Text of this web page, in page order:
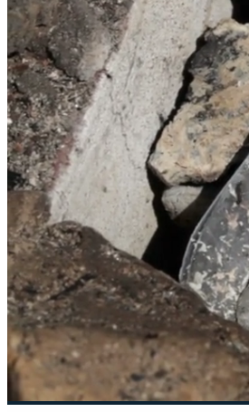
Vecteurs
Vidéos
Motion graphics
Images Éditoriales
Événements Éditoriaux